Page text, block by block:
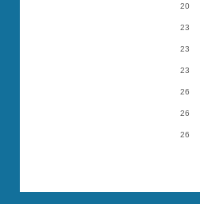
20
23
23
23
26
26
26